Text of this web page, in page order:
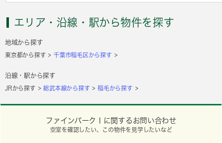
エリア・沿線・駅から物件を探す
地域から探す
東京都から探す 千葉市稲毛区から探す
沿線・駅から探す
JRから探す 総武本線から探す 稲毛から探す
ファインパークⅠに関するお問い合わせ
空室を確認したい、この物件を見学したいなど